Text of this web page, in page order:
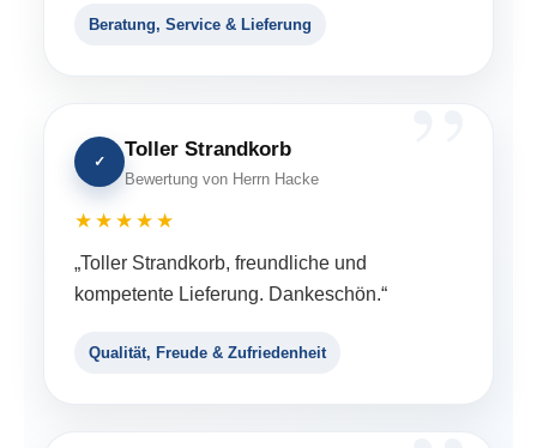
Beratung, Service & Lieferung
✓
Toller Strandkorb
Bewertung von Herrn Hacke
★★★★★
„Toller Strandkorb, freundliche und
kompetente Lieferung. Dankeschön.“
Qualität, Freude & Zufriedenheit